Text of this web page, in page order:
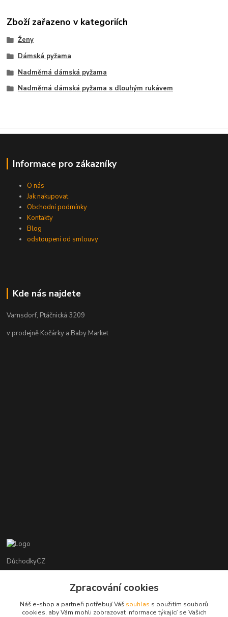
Zboží zařazeno v kategoriích
Ženy
Dámská pyžama
Nadměrná dámská pyžama
Nadměrná dámská pyžama s dlouhým rukávem
Informace pro zákazníky
O nás
Jak nakupovat
Obchodní podmínky
Kontakty
Blog
odstoupení od smlouvy
Kde nás najdete
Varnsdorf, Ptáčnická 3209
v prodejně Kočárky a Baby Market
DůchodkyCZ
+420 412384749
Zpracování cookies
Náš e-shop a partneři potřebují Váš souhlas s použitím souborů
cookies, aby Vám mohli zobrazovat informace týkající se Vašich